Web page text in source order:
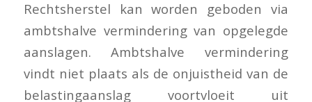
Rechtsherstel kan worden geboden via
ambtshalve vermindering van opgelegde
aanslagen. Ambtshalve vermindering
vindt niet plaats als de onjuistheid van de
belastingaanslag voortvloeit uit